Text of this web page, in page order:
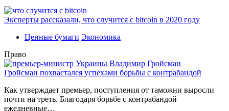
Эксперты рассказали, что случится с bitcoin в 2020 году
Ценные бумаги Экономика
Право
Гройсман похвастался успехами борьбы с контрабандой
Как утверждает премьер, поступления от таможни выросли
почти на треть. Благодаря борьбе с контрабандой
ежедневные…